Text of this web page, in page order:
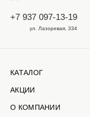
+7 937 097-13-19
ул. Лазоревая, 334
КАТАЛОГ
АКЦИИ
О КОМПАНИИ